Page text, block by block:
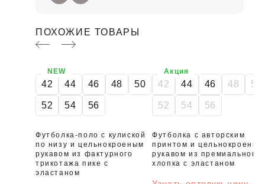
ПОХОЖИЕ ТОВАРЫ
42 44 46 48 50
52 54 56
Футболка-поло с кулиской
по низу и цельнокроеным
рукавом из фактурного
трикотажа пике с
эластаном
NEW
42 44 46 48 50
52 54 56
Футболка с авторским
принтом и цельнокроеным
рукавом из премиального
хлопка с эластаном
Акция